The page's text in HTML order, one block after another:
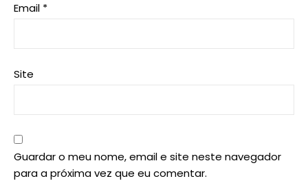
Email *
Site
Guardar o meu nome, email e site neste navegador
para a próxima vez que eu comentar.